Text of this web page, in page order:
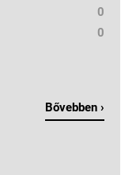
0
0
Bővebben ›